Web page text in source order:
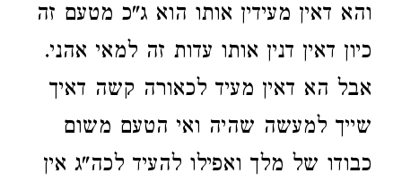
והא דאין מעידין אותו הוא ג"כ מטעם זה
כיון דאין דנין אותו עדות זה למאי אהני.
אבל הא דאין מעיד לכאורה קשה דאיך
שייך למעשה שהיה ואי הטעם משום
כבודו של מלך ואפילו להעיד לכה"ג אין